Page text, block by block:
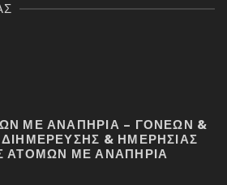
ΜΕ ΑΝΑΠΗΡΙΑ – ΓΟΝΕΩΝ &
& ΗΜΕΡΗΣΙΑΣ
ΑΤΟΜΩΝ ΜΕ ΑΝΑΠΗΡΙΑ